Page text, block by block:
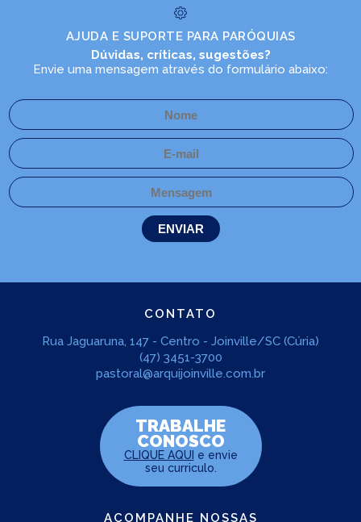
AJUDA E SUPORTE PARA PARÓQUIAS
Dúvidas, críticas, sugestões?
Envie uma mensagem através do formulário abaixo:
CONTATO
Rua Jaguaruna, 147 - Centro - Joinville/SC (Cúria)
(47) 3451-3700
pastoral@arquijoinville.com.br
TRABALHE
CONOSCO
CLIQUE AQUI e envie
seu curriculo.
ACOMPANHE NOSSAS